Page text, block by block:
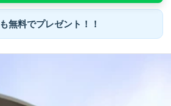
も無料でプレゼント！！